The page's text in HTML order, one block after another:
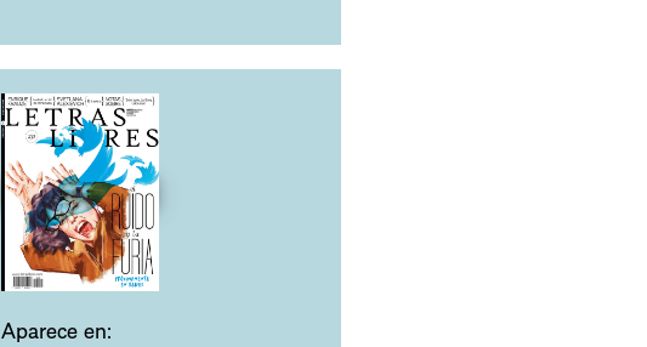
Aparece en: